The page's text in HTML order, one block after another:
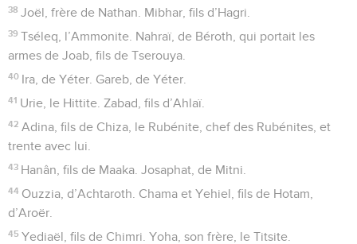
38 Joël, frère de Nathan. Mibhar, fils d’Hagri.
39 Tséleq, l’Ammonite. Nahraï, de Béroth, qui portait les
armes de Joab, fils de Tserouya.
40 Ira, de Yéter. Gareb, de Yéter.
41 Urie, le Hittite. Zabad, fils d’Ahlaï.
42 Adina, fils de Chiza, le Rubénite, chef des Rubénites, et
trente avec lui.
43 Hanân, fils de Maaka. Josaphat, de Mitni.
44 Ouzzia, d’Achtaroth. Chama et Yehiel, fils de Hotam,
d’Aroër.
45 Yediaël, fils de Chimri. Yoha, son frère, le Titsite.